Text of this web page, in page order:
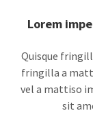
Lorem
Quisque
fringilla a
vel a mattiso
sit